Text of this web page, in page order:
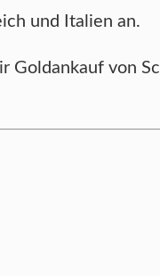
und Italien an.
Goldankauf von